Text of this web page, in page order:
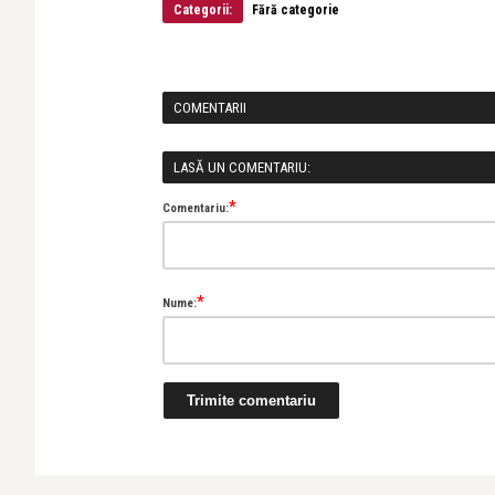
Categorii: Fără categorie
COMENTARII
LASĂ UN COMENTARIU:
Comentariu:*
Nume:*